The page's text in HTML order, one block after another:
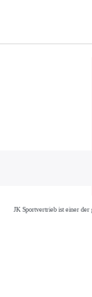
JK Sportvertrieb ist einer der